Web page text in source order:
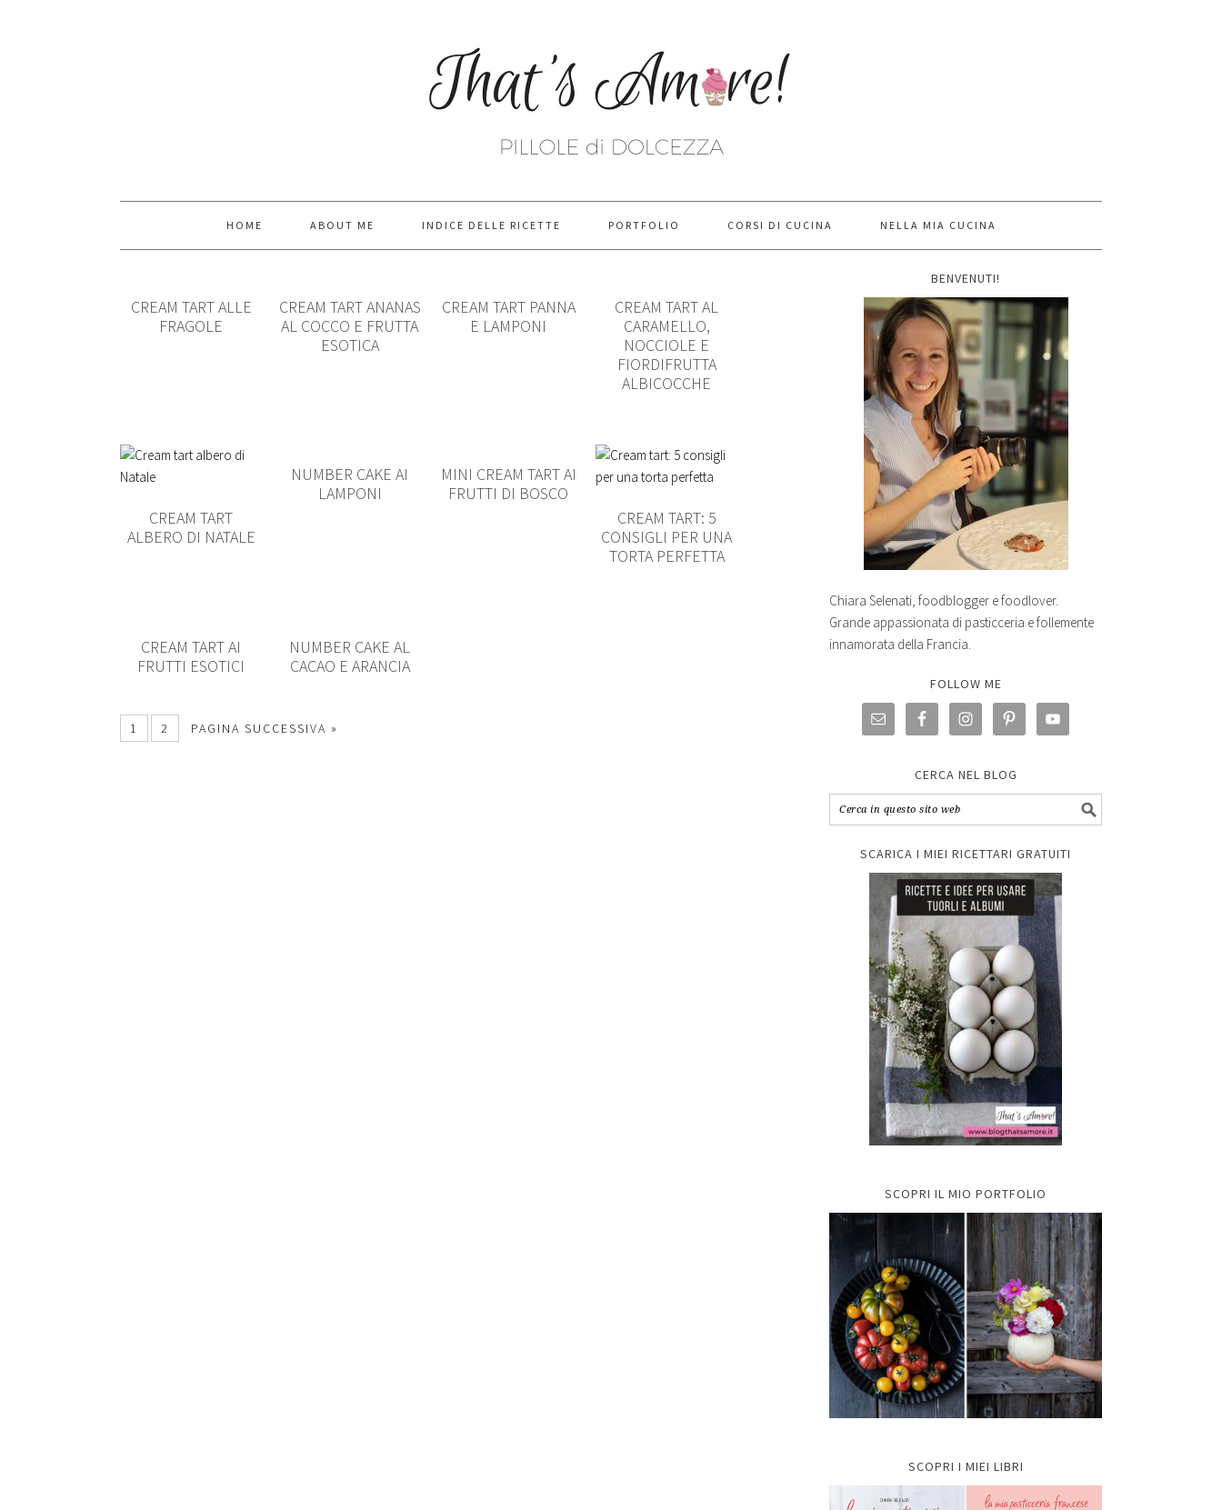
HOME ABOUT ME INDICE DELLE RICETTE PORTFOLIO CORSI DI CUCINA NELLA MIA CUCINA
CREAM TART ALLE
FRAGOLE
CREAM TART ANANAS
AL COCCO E FRUTTA
ESOTICA
CREAM TART PANNA
E LAMPONI
CREAM TART AL
CARAMELLO,
NOCCIOLE E
FIORDIFRUTTA
ALBICOCCHE
CREAM TART
ALBERO DI NATALE
NUMBER CAKE AI
LAMPONI
MINI CREAM TART AI
FRUTTI DI BOSCO
CREAM TART: 5
CONSIGLI PER UNA
TORTA PERFETTA
CREAM TART AI
FRUTTI ESOTICI
NUMBER CAKE AL
CACAO E ARANCIA
1 2 PAGINA SUCCESSIVA »
BENVENUTI!
Chiara Selenati, foodblogger e foodlover.
Grande appassionata di pasticceria e follemente
innamorata della Francia.
FOLLOW ME
CERCA NEL BLOG
SCARICA I MIEI RICETTARI GRATUITI
SCOPRI IL MIO PORTFOLIO
SCOPRI I MIEI LIBRI